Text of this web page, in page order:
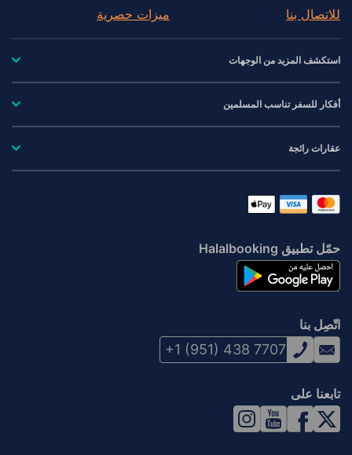
للاتصال بنا
ميزات حصرية
استكشف المزيد من الوجهات
أفكار للسفر تناسب المسلمين
عقارات رائجة
حمّل تطبيق Halalbooking
اتّصِل بنا
+1 (951) 438 7707
تابعنا على